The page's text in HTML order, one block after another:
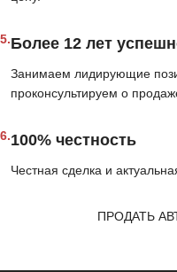
5.Более 12 лет
Занимаем лидирующие
проконсультируем о
6.100% честность
Честная сделка и
ПРОДАТЬ